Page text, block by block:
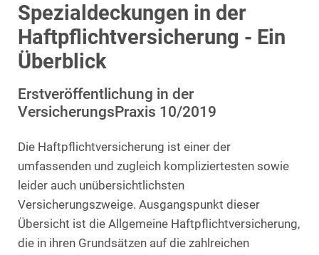
Spezialdeckungen in der
Haftpflichtversicherung - Ein
Überblick
Erstveröffentlichung in der
VersicherungsPraxis 10/2019
Die Haftpflichtversicherung ist einer der
umfassenden und zugleich kompliziertesten sowie
leider auch unübersichtlichsten
Versicherungszweige. Ausgangspunkt dieser
Übersicht ist die Allgemeine Haftpflichtversicherung,
die in ihren Grundsätzen auf die zahlreichen